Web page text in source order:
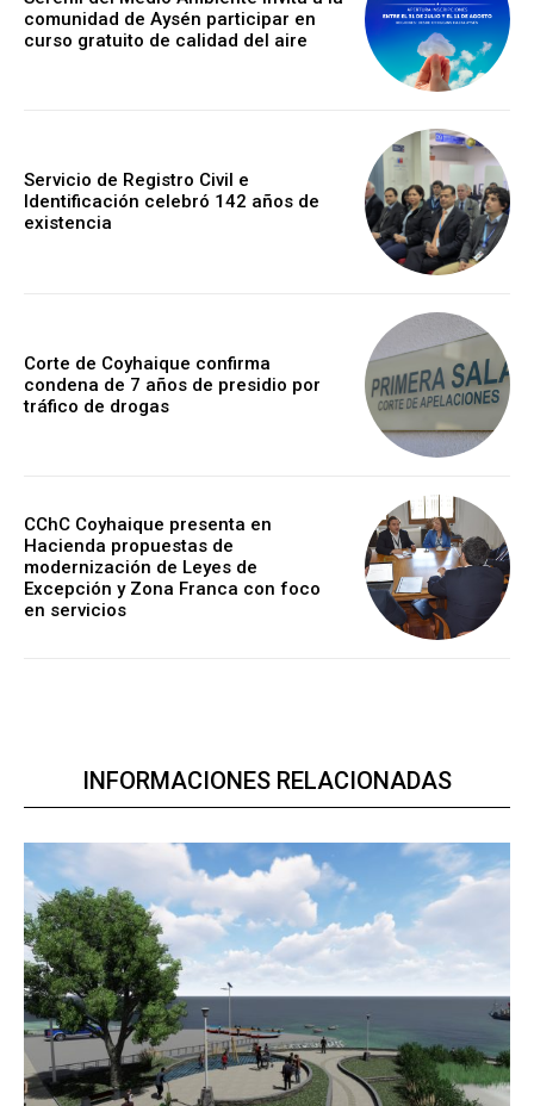
comunidad de Aysén participar en
curso gratuito de calidad del aire
Servicio de Registro Civil e
Identificación celebró 142 años de
existencia
Corte de Coyhaique confirma
condena de 7 años de presidio por
tráfico de drogas
CChC Coyhaique presenta en
Hacienda propuestas de
modernización de Leyes de
Excepción y Zona Franca con foco
en servicios
INFORMACIONES RELACIONADAS